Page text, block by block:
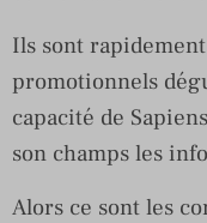
Ils sont
promotionnels
capacité de
son champs les
Alors ce sont les